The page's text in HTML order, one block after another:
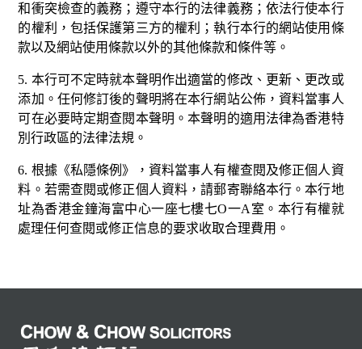
和衝突檢查的義務；遵守本行的法律義務；依法行使本行
的權利，包括保護第三方的權利；執行本行的網站使用條
款以及網站使用條款以外的其他條款和條件等。
5. 本行可不定時就本聲明作出適當的修改、更新、更改或
添加。任何修訂後的聲明將在本行網站公佈，資料當事人
可在必要時定期查閱本聲明。本聲明的適用法律為香港特
別行政區的法律法規。
6. 根據《私隱條例》，資料當事人有權查閱及修正個人資
料。若需查閱或修正個人資料，請郵寄聯絡本行。本行地
址為香港金鐘海富中心一座七樓七O一A室。本行有權就
處理任何查閱或修正信息的要求收取合理費用。